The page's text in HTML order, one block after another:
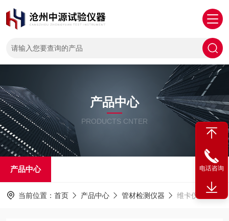
产品中心
PRODUCTS CNTER
产品中心
当前位置： 首页 产品中心 管材检测仪器 维卡仪
电话咨询